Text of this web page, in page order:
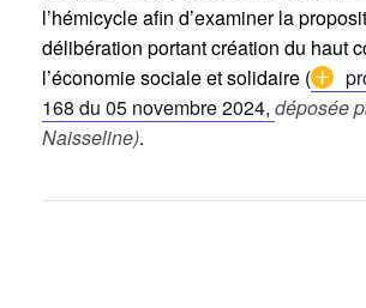
l’hémicycle afin d’examiner la
délibération portant création du haut
l’économie sociale et solidaire (
168 du 05 novembre 2024, déposée
Naisseline).